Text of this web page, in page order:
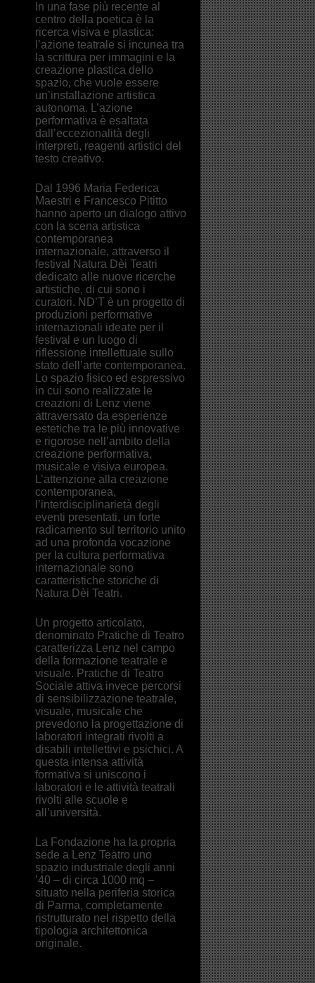
In una fase più recente al
centro della poetica è la
ricerca visiva e plastica:
l’azione teatrale si incunea tra
la scrittura per immagini e la
creazione plastica dello
spazio, che vuole essere
un’installazione artistica
autonoma. L’azione
performativa è esaltata
dall’eccezionalità degli
interpreti, reagenti artistici del
testo creativo.
Dal 1996 Maria Federica
Maestri e Francesco Pititto
hanno aperto un dialogo attivo
con la scena artistica
contemporanea
internazionale, attraverso il
festival Natura Dèi Teatri
dedicato alle nuove ricerche
artistiche, di cui sono i
curatori. ND’T è un progetto di
produzioni performative
internazionali ideate per il
festival e un luogo di
riflessione intellettuale sullo
stato dell’arte contemporanea.
Lo spazio fisico ed espressivo
in cui sono realizzate le
creazioni di Lenz viene
attraversato da esperienze
estetiche tra le più innovative
e rigorose nell’ambito della
creazione performativa,
musicale e visiva europea.
L’attenzione alla creazione
contemporanea,
l’interdisciplinarietà degli
eventi presentati, un forte
radicamento sul territorio unito
ad una profonda vocazione
per la cultura performativa
internazionale sono
caratteristiche storiche di
Natura Dèi Teatri.
Un progetto articolato,
denominato Pratiche di Teatro
caratterizza Lenz nel campo
della formazione teatrale e
visuale. Pratiche di Teatro
Sociale attiva invece percorsi
di sensibilizzazione teatrale,
visuale, musicale che
prevedono la progettazione di
laboratori integrati rivolti a
disabili intellettivi e psichici. A
questa intensa attività
formativa si uniscono i
laboratori e le attività teatrali
rivolti alle scuole e
all’università.
La Fondazione ha la propria
sede a Lenz Teatro uno
spazio industriale degli anni
’40 – di circa 1000 mq –
situato nella periferia storica
di Parma, completamente
ristrutturato nel rispetto della
tipologia architettonica
originale.